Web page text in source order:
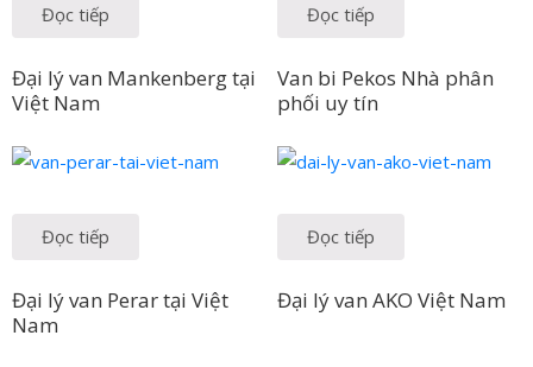
Đọc tiếp
Đại lý van Mankenberg tại
Việt Nam
Đọc tiếp
Van bi Pekos Nhà phân
phối uy tín
Đọc tiếp
Đại lý van Perar tại Việt
Nam
Đọc tiếp
Đại lý van AKO Việt Nam